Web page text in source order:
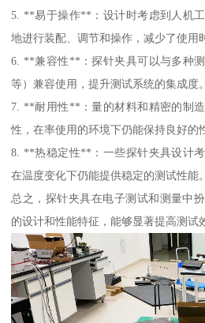
5. **易于操作**：设计时考虑到人机
地进行装配、调节和操作，减少了使用
6. **兼容性**：探针夹具可以与多种
等）兼容使用，提升测试系统的集成度。
7. **耐用性**：量的材料和精密的制
性，在率使用的环境下仍能保持良好的
8. **热稳定性**：一些探针夹具设计
在温度变化下仍能提供稳定的测试性能。
总之，探针夹具在电子测试和测量中
的设计和性能特征，能够显著提高测试